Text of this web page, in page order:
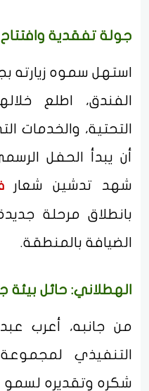
جولة تفقدية
استهل سموه زيارته
الفندق، اطلع
التحتية، والخدمات
أن يبدأ الحفل
شهد تدشين شعار
بانطلاق مرحلة
الضيافة بالمنطقة.
الهطلاني: حائل بيئة
من جانبه، أعرب
التنفيذي
شكره وتقديره